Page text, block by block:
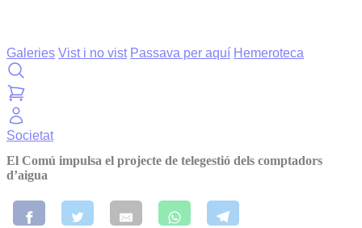
Galeries Vist i no vist Passava per aquí Hemeroteca
Societat
El Comú impulsa el projecte de telegestió dels comptadors
d’aigua